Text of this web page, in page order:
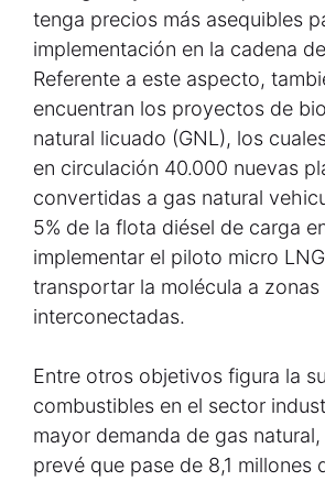
tenga precios más asequibles
implementación en la cadena
Referente a este aspecto,
encuentran los proyectos de
natural licuado (GNL), los
en circulación 40.000 nuevas
convertidas a gas natural
5% de la flota diésel de carga
implementar el piloto micro
transportar la molécula a zonas
interconectadas.
Entre otros objetivos figura la
combustibles en el sector
mayor demanda de gas
prevé que pase de 8,1 millones